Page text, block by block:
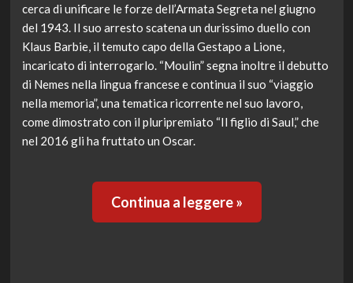
cerca di unificare le forze dell’Armata Segreta nel giugno
del 1943. Il suo arresto scatena un durissimo duello con
Klaus Barbie, il temuto capo della Gestapo a Lione,
incaricato di interrogarlo. “Moulin” segna inoltre il debutto
di Nemes nella lingua francese e continua il suo “viaggio
nella memoria”, una tematica ricorrente nel suo lavoro,
come dimostrato con il pluripremiato “Il figlio di Saul,” che
nel 2016 gli ha fruttato un Oscar.
Continua a leggere »